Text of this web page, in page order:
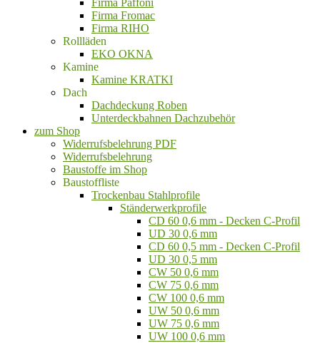
Firma Fromac
Firma RIHO
Rollläden
EKO OKNA
Kamine
Kamine KRATKI
Dach
Dachdeckung Roben
Unterdeckbahnen Dachzubehör
zum Shop
Widerrufsbelehrung PDF
Widerrufsbelehrung
Baustoffe im Shop
Baustoffliste
Trockenbau Stahlprofile
Ständerwerkprofile
CD 60 0,6 mm - Decken C-Profil
UD 30 0,6 mm
CD 60 0,5 mm - Decken C-Profil
UD 30 0,5 mm
CW 50 0,6 mm
CW 75 0,6 mm
CW 100 0,6 mm
UW 50 0,6 mm
UW 75 0,6 mm
UW 100 0,6 mm